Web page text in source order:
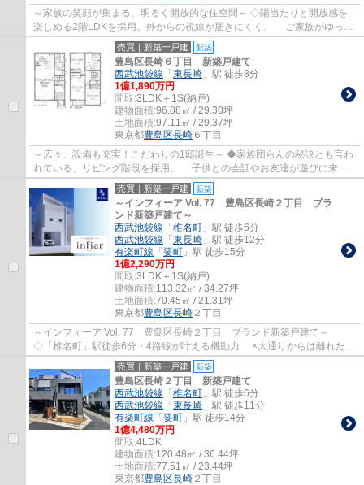
～家族の笑顔が集まる、明るく開放的な住空間～ ◇陽当たりと開放感を
楽しめる2階LDKを採用。外からの視線が届きにくく、 ご家族がゆった
りとくつろげる心地よい空間です。 毎日の...
売買｜新築一戸建 新築
豊島区長崎６丁目 新築戸建て
西武池袋線 「東長崎 」駅 徒歩8分
1億1,890万円
間取:3LDK＋1S(納戸)
建物面積:96.88㎡ / 29.30坪
土地面積:97.11㎡ / 29.37坪
東京都豊島区長崎 ６丁目
～広々、設備も充実！こだわりの1邸誕生～ ◆家族団らんの秘訣とも言わ
れている、リビング階段を採用。 子供との会話やお友達が遊びに来て
も、自然と挨拶を交わせるような設計です。...
売買｜新築一戸建 新築
～インフィーア Vol. 77 豊島区長崎２丁目 ブラ
ンド新築戸建て～
西武池袋線 「椎名町 」駅 徒歩6分
西武池袋線 「東長崎 」駅 徒歩12分
有楽町線 「要町 」駅 徒歩15分
1億2,290万円
間取:3LDK＋1S(納戸)
建物面積:113.32㎡ / 34.27坪
土地面積:70.45㎡ / 21.31坪
東京都豊島区長崎 ２丁目
～インフィーア Vol. 77 豊島区長崎２丁目 ブランド新築戸建て～
◇「椎名町」駅徒歩6分・4路線が叶える機動力 ×大通りからは離れた落
ち着いた住宅地 ◇「池袋」駅までほぼまっす...
売買｜新築一戸建 新築
豊島区長崎２丁目 新築戸建て
西武池袋線 「椎名町 」駅 徒歩6分
西武池袋線 「東長崎 」駅 徒歩11分
有楽町線 「要町 」駅 徒歩14分
1億4,480万円
間取:4LDK
建物面積:120.48㎡ / 36.44坪
土地面積:77.51㎡ / 23.44坪
東京都豊島区長崎 ２丁目